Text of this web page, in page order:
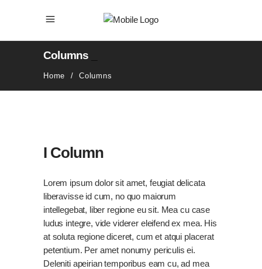
Columns
Home /Columns
I Column
Lorem ipsum dolor sit amet, feugiat delicata
liberavisse id cum, no quo maiorum
intellegebat, liber regione eu sit. Mea cu case
ludus integre, vide viderer eleifend ex mea. His
at soluta regione diceret, cum et atqui placerat
petentium. Per amet nonumy periculis ei.
Deleniti apeirian temporibus eam cu, ad mea